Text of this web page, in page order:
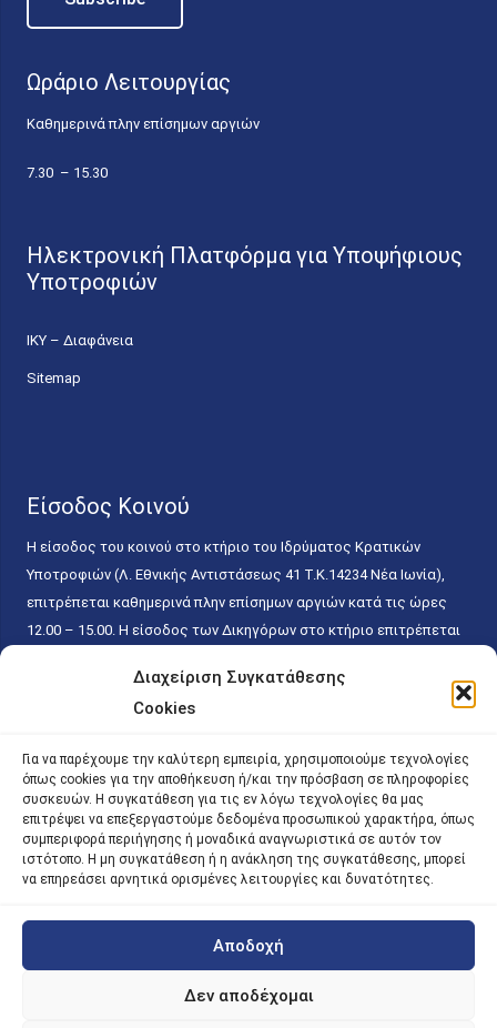
Διαχείριση Συγκατάθεσης
Cookies
Για να παρέχουμε την καλύτερη εμπειρία, χρησιμοποιούμε τεχνολογίες
όπως cookies για την αποθήκευση ή/και την πρόσβαση σε πληροφορίες
συσκευών. Η συγκατάθεση για τις εν λόγω τεχνολογίες θα μας
επιτρέψει να επεξεργαστούμε δεδομένα προσωπικού χαρακτήρα, όπως
συμπεριφορά περιήγησης ή μοναδικά αναγνωριστικά σε αυτόν τον
ιστότοπο. Η μη συγκατάθεση ή η ανάκληση της συγκατάθεσης, μπορεί
να επηρεάσει αρνητικά ορισμένες λειτουργίες και δυνατότητες.
Αποδοχή
Δεν αποδέχομαι
Ωράριο Λειτουργίας
Καθημερινά πλην επίσημων αργιών
7.30 – 15.30
Ηλεκτρονική Πλατφόρμα για Υποψήφιους
Υποτροφιών
ΙΚΥ – Διαφάνεια
Sitemap
Είσοδος Κοινού
Η είσοδος του κοινού στο κτήριο του Ιδρύματος Κρατικών
Υποτροφιών (Λ. Εθνικής Αντιστάσεως 41 T.K.14234 Νέα Ιωνία),
επιτρέπεται καθημερινά πλην επίσημων αργιών κατά τις ώρες
12.00 – 15.00. Η είσοδος των Δικηγόρων στο κτήριο επιτρέπεται
κάθε εργάσιμη ημέρα και ώρα χωρίς κανέναν χρονικό ή άλλο
περιορισμό. Η είσοδος του κοινού ειδικά στο γραφείο του
15.00. Η εξυπηρέτηση του κοινού πραγματοποιείται βάσει των
παγίων ισχυουσών διατάξεων. Για την αποφυγή συνωστισμού
εντός του εσωτερικού χώρου εξυπηρέτησης και αναμονής του
κοινού, η εξυπηρέτησή του δύναται να πραγματοποιείται κατόπιν
προγραμματισμένου ραντεβού.
| iky.gr | All Rights Reserved
Designed and Developed by ACM Digital